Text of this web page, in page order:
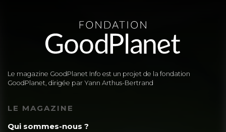
Le magazine GoodPlanet Info est un projet de la fondation
GoodPlanet, dirigée par Yann Arthus-Bertrand
LE MAGAZINE
Qui sommes-nous ?